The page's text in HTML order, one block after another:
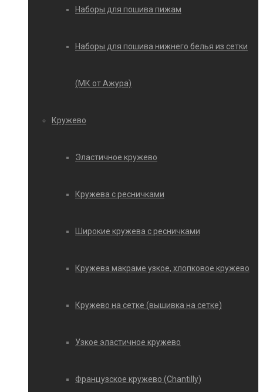
Наборы для пошива пижам
Наборы для пошива нижнего белья из сетки
(МК от Ажура)
Кружево
Эластичное кружево
Кружева с ресничками
Широкие кружева с ресничками
Кружева макраме узкое, хлопковое кружево
Кружево на сетке (вышивка на сетке)
Узкое эластичное кружево
Французское кружево (Chantilly)